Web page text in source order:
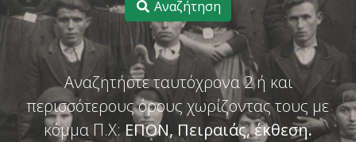
Αναζήτηση
Αναζητήστε ταυτόχρονα 2 ή και
περισσότερους όρους χωρίζοντας τους με
κόμμα Π.Χ: ΕΠΟΝ, Πειραιάς, έκθεση.